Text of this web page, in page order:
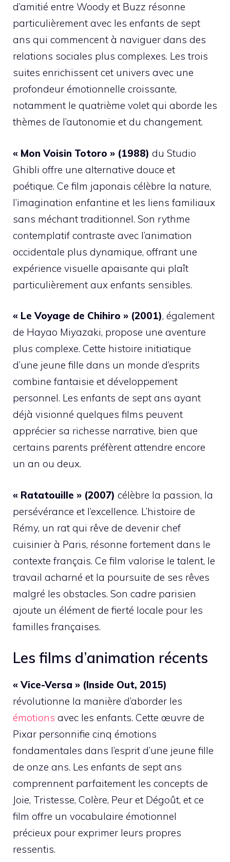
d’amitié entre Woody et Buzz résonne
particulièrement avec les enfants de sept
ans qui commencent à naviguer dans des
relations sociales plus complexes. Les trois
suites enrichissent cet univers avec une
profondeur émotionnelle croissante,
notamment le quatrième volet qui aborde les
thèmes de l’autonomie et du changement.
« Mon Voisin Totoro » (1988) du Studio
Ghibli offre une alternative douce et
poétique. Ce film japonais célèbre la nature,
l’imagination enfantine et les liens familiaux
sans méchant traditionnel. Son rythme
contemplatif contraste avec l’animation
occidentale plus dynamique, offrant une
expérience visuelle apaisante qui plaît
particulièrement aux enfants sensibles.
« Le Voyage de Chihiro » (2001), également
de Hayao Miyazaki, propose une aventure
plus complexe. Cette histoire initiatique
d’une jeune fille dans un monde d’esprits
combine fantaisie et développement
personnel. Les enfants de sept ans ayant
déjà visionné quelques films peuvent
apprécier sa richesse narrative, bien que
certains parents préfèrent attendre encore
un an ou deux.
« Ratatouille » (2007) célèbre la passion, la
persévérance et l’excellence. L’histoire de
Rémy, un rat qui rêve de devenir chef
cuisinier à Paris, résonne fortement dans le
contexte français. Ce film valorise le talent, le
travail acharné et la poursuite de ses rêves
malgré les obstacles. Son cadre parisien
ajoute un élément de fierté locale pour les
familles françaises.
Les films d’animation récents
« Vice-Versa » (Inside Out, 2015)
révolutionne la manière d’aborder les
émotions avec les enfants. Cette œuvre de
Pixar personnifie cinq émotions
fondamentales dans l’esprit d’une jeune fille
de onze ans. Les enfants de sept ans
comprennent parfaitement les concepts de
Joie, Tristesse, Colère, Peur et Dégoût, et ce
film offre un vocabulaire émotionnel
précieux pour exprimer leurs propres
ressentis.